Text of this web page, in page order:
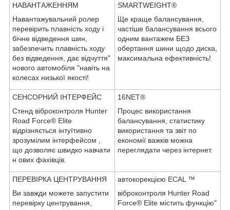
НАВАНТАЖЕННЯМ
Навантажувальний ролер
перевірить плавність ходу і
бічне відведення шин,
забезпечить плавність ходу
без відведення, дає відчуття"
нового автомобіля "навіть на
колесах низької якості!
SMARTWEIGHT®
Ще краще балансування,
частіше балансування всього
одним вантажем БЕЗ
обертання шини щодо диска,
максимальна ефективність!
СЕНСОРНИЙ ІНТЕРФЕЙС
Стенд віброконтроля Hunter
Road Force® Elite
відрізняється інтуїтивно
зрозумілим інтерфейсом ,
що дозволяє швидко навчати
н ових фахівців.
16NET®
Процес використання
балансування, статистику
використання та звіт по
економії важків можна
переглядати через інтернет.
ПЕРЕВІРКА ЦЕНТРУВАННЯ
Ви завжди можете запустити
перевірку центрування,
автокорекцією ECAL ™
віброконтроля Hunter Road
Force® Elite містить функцію"